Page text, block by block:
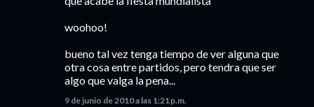
woohoo!
bueno tal vez tenga tiempo de ver alguna que
otra cosa entre partidos, pero tendra que ser
algo que valga la pena...
9 de junio de 2010 a las 1:21 p.m.